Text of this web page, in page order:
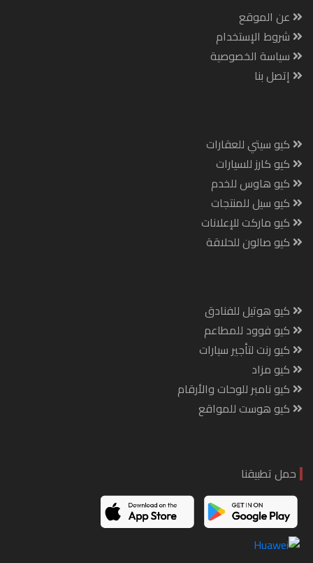
عن الموقع
شروط الإستخدام
سياسة الخصوصية
إتصل بنا
كيو سيتي للعقارات
كيو كارز للسيارات
كيو هاوس للخدم
كيو سيل للمنتجات
كيو ماركت للإعلانات
كيو صالون للحلاقة
كيو هوتيل للفنادق
كيو فوود للمطاعم
كيو رنت لتأجير سيارات
كيو مزاد
كيو نامبر للوحات والأرقام
كيو هوست للمواقع
حمل تطبيقنا